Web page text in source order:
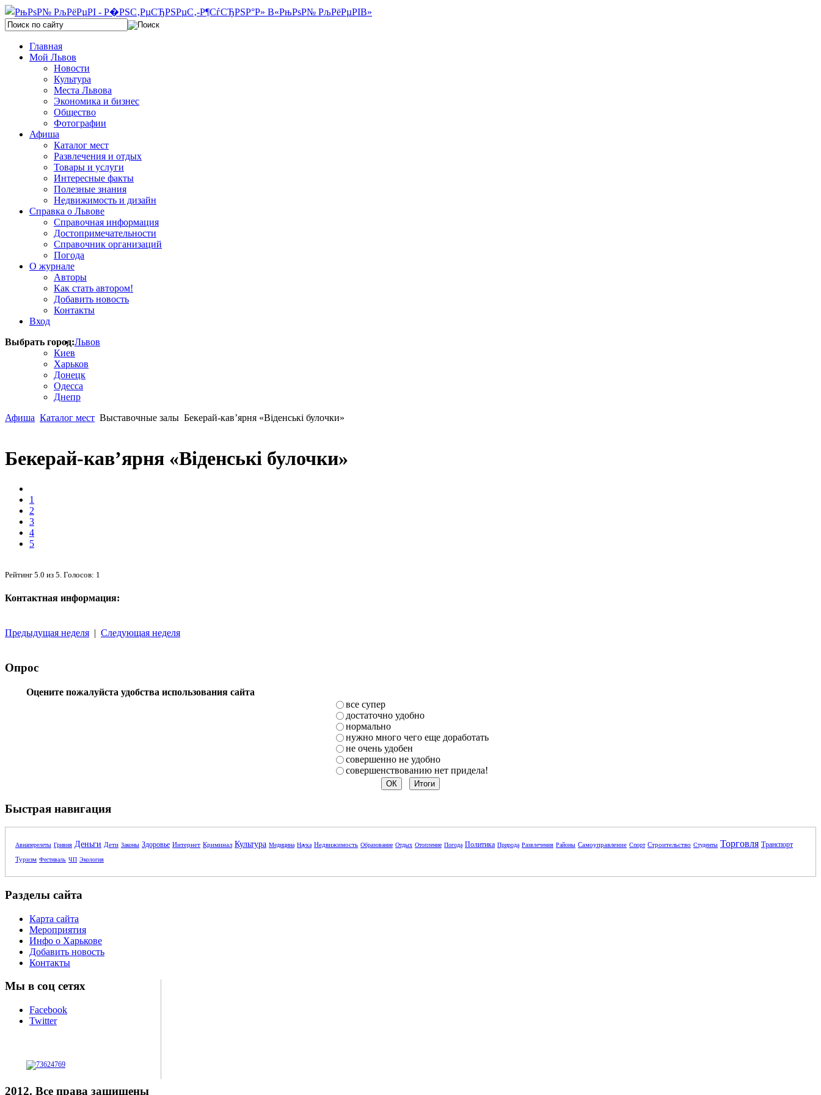
Главная
Мой Львов
Новости
Культура
Места Львова
Экономика и бизнес
Общество
Фотографии
Афиша
Каталог мест
Развлечения и отдых
Товары и услуги
Интересные факты
Полезные знания
Недвижимость и дизайн
Справка о Львове
Справочная информация
Достопримечательности
Справочник организаций
Погода
О журнале
Авторы
Как стать автором!
Добавить новость
Контакты
Вход
Выбрать город:Львов
Киев
Харьков
Донецк
Одесса
Днепр
Афиша Каталог мест Выставочные залы Бекерай-кав’ярня «Віденські булочки»
Бекерай-кав’ярня «Віденські булочки»
1
2
3
4
5
Рейтинг 5.0 из 5 . Голосов: 1
Контактная информация:
Предыдущая неделя | Следующая неделя
Опрос
Оцените пожалуйста удобства использования сайта
все супер
достаточно удобно
нормально
нужно много чего еще доработать
не очень удобен
совершенно не удобно
совершенствованию нет придела!
Быстрая навигация
Авиаперелеты Гривня Деньги Дети Законы Здоровье Интернет Криминал Культура Медицина Наука Недвижимость Образование Отдых Отопление Погода Политика Природа Развлечения Районы Самоуправление Спорт Строительство Студенты Торговля Транспорт
Туризм Фестиваль ЧП Экология
Разделы сайта
Карта сайта
Мероприятия
Инфо о Харькове
Добавить новость
Контакты
Мы в соц сетях
Facebook
Twitter
2012. Все права защищены